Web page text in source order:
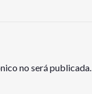
no será publicada.